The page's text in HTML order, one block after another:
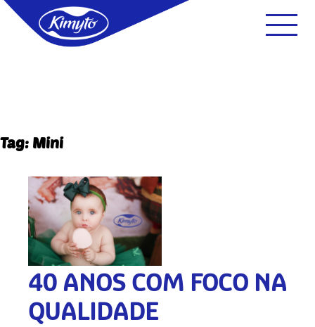
Tag: Mini
40 ANOS COM FOCO NA
QUALIDADE